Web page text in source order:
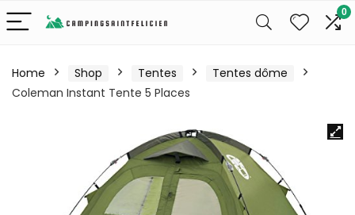
0
Home Shop Tentes
Tentes dôme
Coleman Instant Tente 5 Places